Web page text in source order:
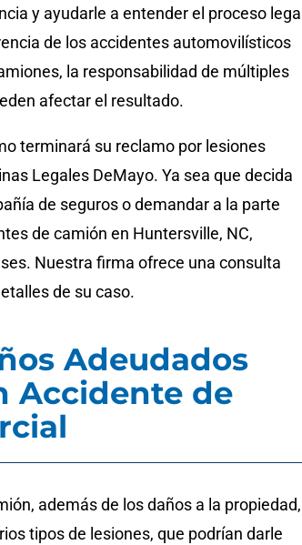
y ayudarle a entender el proceso legal
de los accidentes automovilísticos
la responsabilidad de múltiples
afectar el resultado.
terminará su reclamo por lesiones
Legales DeMayo. Ya sea que decida
de seguros o demandar a la parte
de camión en Huntersville, NC,
Nuestra firma ofrece una consulta
de su caso.
Adeudados
Accidente de
además de los daños a la propiedad,
tipos de lesiones, que podrían darle